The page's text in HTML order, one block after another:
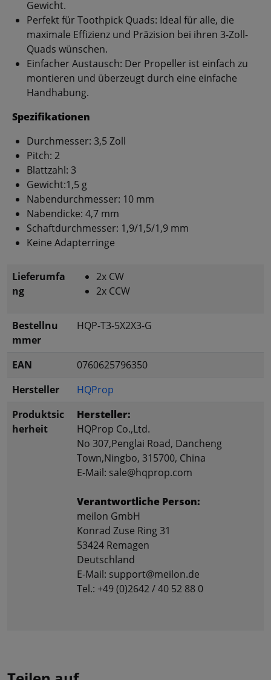
Gewicht.
Perfekt für Toothpick Quads: Ideal für alle, die
maximale Effizienz und Präzision bei ihren 3-Zoll-
Quads wünschen.
Einfacher Austausch: Der Propeller ist einfach zu
montieren und überzeugt durch eine einfache
Handhabung.
Spezifikationen
Durchmesser: 3,5 Zoll
Pitch: 2
Blattzahl: 3
Gewicht:1,5 g
Nabendurchmesser: 10 mm
Nabendicke: 4,7 mm
Schaftdurchmesser: 1,9/1,5/1,9 mm
Keine Adapterringe
Lieferumfa
ng
2x CW
2x CCW
Bestellnu
mmer
HQP-T3-5X2X3-G
EAN
0760625796350
Hersteller
HQProp
Produktsic
herheit
Hersteller:
HQProp Co.,Ltd.
No 307,Penglai Road, Dancheng
Town,Ningbo, 315700, China
E-Mail: sale@hqprop.com
Verantwortliche Person:
meilon GmbH
Konrad Zuse Ring 31
53424 Remagen
Deutschland
E-Mail: support@meilon.de
Tel.: +49 (0)2642 / 40 52 88 0